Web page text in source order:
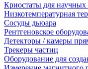
Криостаты для научных
Низкотемпературная
Сосуды дьюара
Рентгеновское
Детекторы / камеры
Трекеры частиц
Оборудование для